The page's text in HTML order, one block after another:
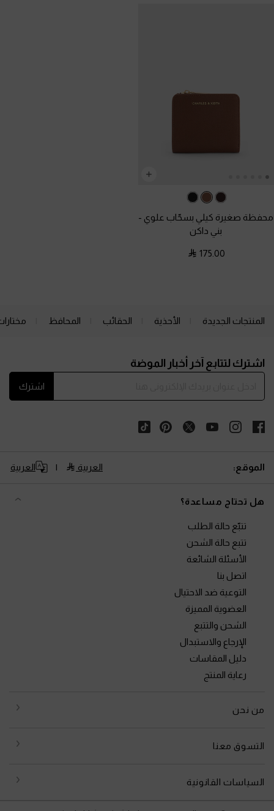
محفظة صغيرة كيلي بسحّاب علوي -
بني داكن
175.00
المنتجات الجديدة الأحذية الحقائب المحافظ
اشترك لتتابع آخر أخبار الموضة
اشترك
الموقع: العربية العربية
هل تحتاج مساعدة؟
تتبّع حالة الطلب
تتبع حالة الشحن
الأسئلة الشائعة
اتصل بنا
التوعية ضد الاحتيال
العضوية المميزة
الشحن والتتبع
الإرجاع والاستبدال
دليل المقاسات
رعاية المنتج
من نحن
التسوق معنا
السياسات القانونية